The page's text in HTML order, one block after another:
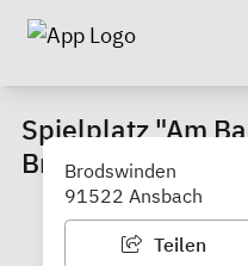
Spielplatz "Am
Brodswinden
Brodswinden
91522 Ansbach
Teilen